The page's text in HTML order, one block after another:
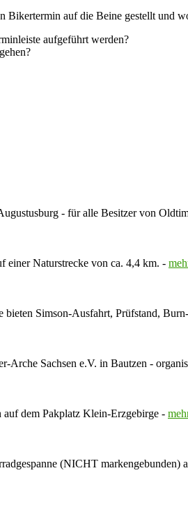
Bikertermin auf die Beine gestellt und
aufgeführt werden?
- für alle Besitzer von
einer Naturstrecke von ca. 4,4 km. -
bieten Simson-Ausfahrt, Prüfstand,
Sachsen e.V. in Bautzen -
dem Pakplatz Klein-Erzgebirge -
(NICHT